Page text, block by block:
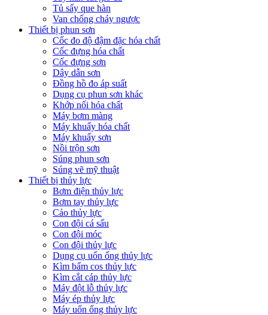
Tủ sấy que hàn
Van chống cháy ngược
Thiết bị phun sơn
Cốc đo độ đậm đặc hóa chất
Cốc đựng hóa chất
Cốc đựng sơn
Dây dẫn sơn
Đồng hồ đo áp suất
Dụng cụ phun sơn khác
Khớp nối hóa chất
Máy bơm màng
Máy khuấy hóa chất
Máy khuấy sơn
Nồi trộn sơn
Súng phun sơn
Súng vẽ mỹ thuật
Thiết bị thủy lực
Bơm điện thủy lực
Bơm tay thủy lực
Cảo thủy lực
Con đội cá sấu
Con đội móc
Con đội thủy lực
Dụng cụ uốn ống thủy lực
Kìm bấm cos thủy lực
Kìm cắt cáp thủy lực
Máy đột lỗ thủy lực
Máy ép thủy lực
Máy uốn ống thủy lực